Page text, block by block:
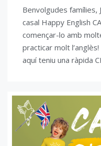
Benvolgudes famílies,
casal Happy English
començar-lo amb
practicar molt
aquí teniu una ràpida